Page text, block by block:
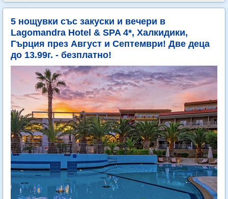
5 нощувки със закуски и вечери в
Lagomandra Hotel & SPA 4*, Халкидики,
Гърция през Август и Септември! Две деца
до 13.99г. - безплатно!